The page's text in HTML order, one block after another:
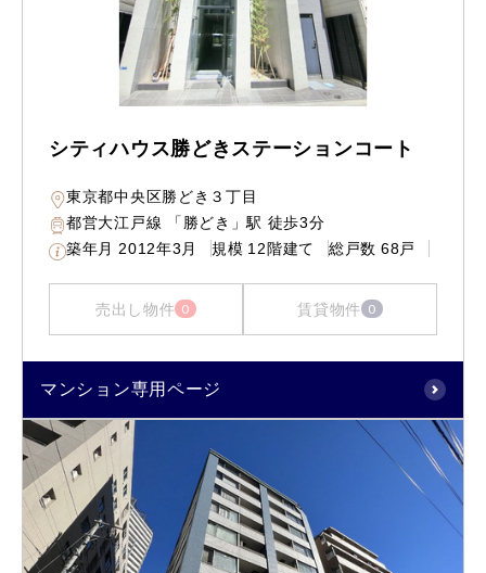
シティハウス勝どきステーションコート
東京都中央区勝どき３丁目
都営大江戸線 「勝どき」駅 徒歩3分
築年月 2012年3月 規模 12階建て 総戸数 68戸
売出し物件 0 賃貸物件 0
マンション専用ページ